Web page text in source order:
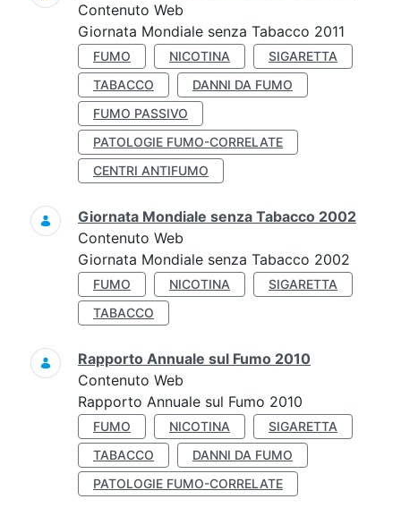
Contenuto Web
Giornata Mondiale senza Tabacco 2011
FUMO NICOTINA
SIGARETTA
TABACCO
DANNI DA FUMO
FUMO PASSIVO
PATOLOGIE FUMO-CORRELATE
CENTRI ANTIFUMO
Giornata Mondiale senza Tabacco 2002
Contenuto Web
Giornata Mondiale senza Tabacco 2002
FUMO NICOTINA
SIGARETTA
TABACCO
Rapporto Annuale sul Fumo 2010
Contenuto Web
Rapporto Annuale sul Fumo 2010
FUMO NICOTINA
SIGARETTA
TABACCO
DANNI DA FUMO
PATOLOGIE FUMO-CORRELATE